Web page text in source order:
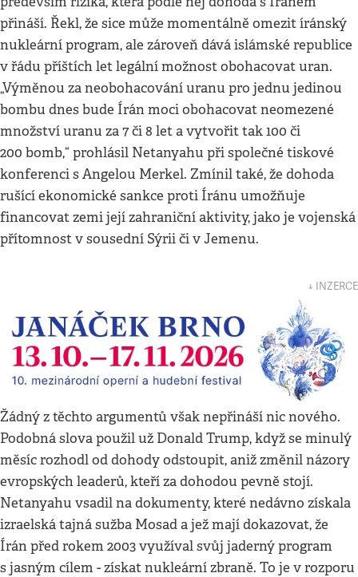
přináší. Řekl, že sice může momentálně omezit íránský
nukleární program, ale zároveň dává islámské republice
v řádu příštích let legální možnost obohacovat uran.
„Výměnou za neobohacování uranu pro jednu jedinou
bombu dnes bude Írán moci obohacovat neomezené
množství uranu za 7 či 8 let a vytvořit tak 100 či
200 bomb,“ prohlásil Netanyahu při společné tiskové
konferenci s Angelou Merkel. Zmínil také, že dohoda
rušící ekonomické sankce proti Íránu umožňuje
financovat zemi její zahraniční aktivity, jako je vojenská
přítomnost v sousední Sýrii či v Jemenu.
↓ INZERCE
Žádný z těchto argumentů však nepřináší nic nového.
Podobná slova použil už Donald Trump, když se minulý
měsíc rozhodl od dohody odstoupit, aniž změnil názory
evropských leaderů, kteří za dohodou pevně stojí.
Netanyahu vsadil na dokumenty, které nedávno získala
izraelská tajná sužba Mosad a jež mají dokazovat, že
Írán před rokem 2003 využíval svůj jaderný program
s jasným cílem - získat nukleární zbraně. To je v rozporu